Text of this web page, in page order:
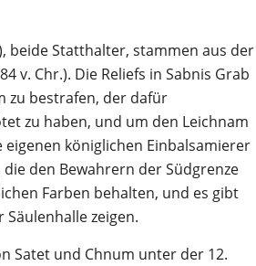
beide Statthalter, stammen aus der
v. Chr.). Die Reliefs in Sabnis Grab
zu bestrafen, der dafür
zu haben, und um den Leichnam
eigenen königlichen Einbalsamierer
den Bewahrern der Südgrenze
Farben behalten, und es gibt
zeigen.
Satet und Chnum unter der 12.